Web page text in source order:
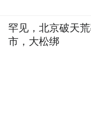
罕见，北京破天
市，大松绑